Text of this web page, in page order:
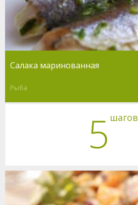
Салака маринованная
Рыба
5 шагов